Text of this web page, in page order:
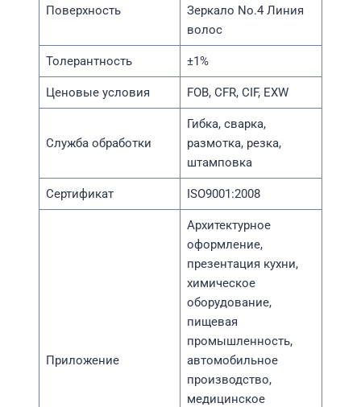
Поверхность
Зеркало No.4 Линия
волос
Толерантность ±1%
Ценовые условия FOB, CFR, CIF, EXW
Служба обработки
Гибка, сварка,
размотка, резка,
штамповка
Сертификат ISO9001:2008
Приложение
Архитектурное
оформление,
презентация кухни,
химическое
оборудование,
пищевая
промышленность,
автомобильное
производство,
медицинское